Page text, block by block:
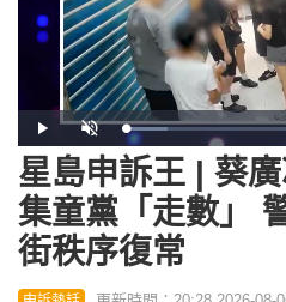
Play Unmute Loaded:
18.22%
星島申訴王 | 葵
集童黨「走數」
街秩序復常